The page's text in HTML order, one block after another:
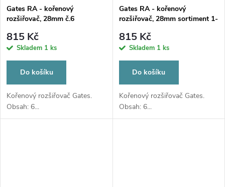
Gates RA - kořenový
rozšiřovač, 28mm č.6
815 Kč
Skladem 1 ks
Do košíku
Kořenový rozšiřovač Gates.
Obsah: 6...
Gates RA - kořenový
rozšiřovač, 28mm sortiment 1-
815 Kč
Skladem 1 ks
Do košíku
Kořenový rozšiřovač Gates.
Obsah: 6...